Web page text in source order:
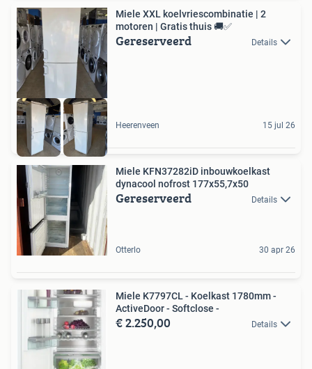
Miele XXL koelvriescombinatie | 2
motoren | Gratis thuis 🚚✅
Gereserveerd Details
Heerenveen 15 jul 26
Miele KFN37282iD inbouwkoelkast
dynacool nofrost 177x55,7x50
Gereserveerd Details
Otterlo 30 apr 26
Miele K7797CL - Koelkast 1780mm -
ActiveDoor - Softclose -
€ 2.250,00 Details